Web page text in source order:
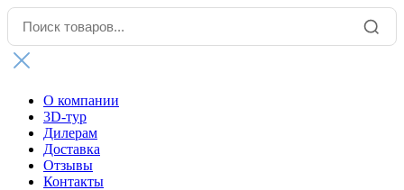
О компании
3D-тур
Дилерам
Доставка
Отзывы
Контакты